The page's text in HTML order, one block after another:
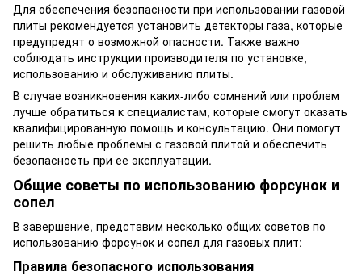
Для обеспечения безопасности при использовании газовой
плиты рекомендуется установить детекторы газа, которые
предупредят о возможной опасности. Также важно
соблюдать инструкции производителя по установке,
использованию и обслуживанию плиты.
В случае возникновения каких-либо сомнений или проблем
лучше обратиться к специалистам, которые смогут оказать
квалифицированную помощь и консультацию. Они помогут
решить любые проблемы с газовой плитой и обеспечить
безопасность при ее эксплуатации.
Общие советы по использованию форсунок и
сопел
В завершение, представим несколько общих советов по
использованию форсунок и сопел для газовых плит:
Правила безопасного использования